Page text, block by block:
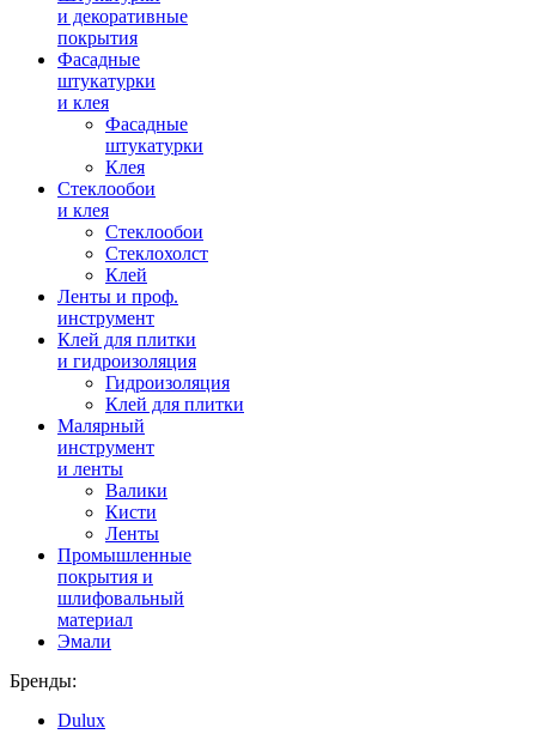
и декоративные
покрытия
Фасадные
штукатурки
и клея
Фасадные
штукатурки
Клея
Стеклообои
и клея
Стеклообои
Стеклохолст
Клей
Ленты и проф.
инструмент
Клей для плитки
и гидроизоляция
Гидроизоляция
Клей для плитки
Малярный
инструмент
и ленты
Валики
Кисти
Ленты
Промышленные
покрытия и
шлифовальный
материал
Эмали
Бренды:
Dulux